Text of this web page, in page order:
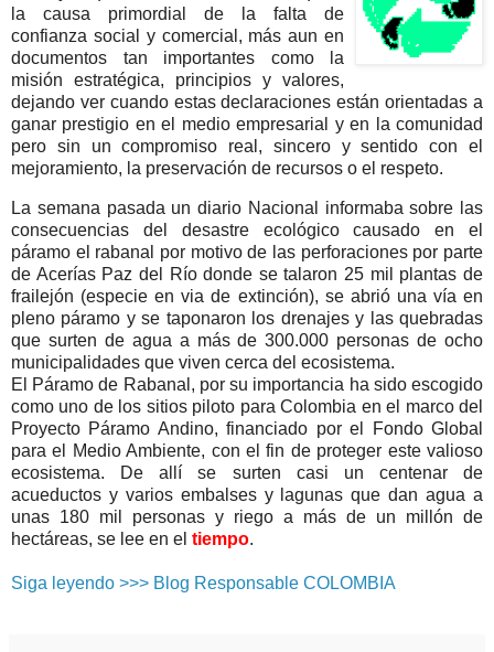
la causa primordial de la falta de
confianza social y comercial, más aun en
documentos tan importantes como la
misión estratégica, principios y valores,
dejando ver cuando estas declaraciones están orientadas a
ganar prestigio en el medio empresarial y en la comunidad
pero sin un compromiso real, sincero y sentido con el
mejoramiento, la preservación de recursos o el respeto.
La semana pasada un diario Nacional informaba sobre las
consecuencias del desastre ecológico causado en el
páramo el rabanal por motivo de las perforaciones por parte
de Acerías Paz del Río donde se talaron 25 mil plantas de
frailejón (especie en via de extinción), se abrió una vía en
pleno páramo y se taponaron los drenajes y las quebradas
que surten de agua a más de 300.000 personas de ocho
municipalidades que viven cerca del ecosistema.
El Páramo de Rabanal, por su importancia ha sido escogido
como uno de los sitios piloto para Colombia en el marco del
Proyecto Páramo Andino, financiado por el Fondo Global
para el Medio Ambiente, con el fin de proteger este valioso
ecosistema. De allí se surten casi un centenar de
acueductos y varios embalses y lagunas que dan agua a
unas 180 mil personas y riego a más de un millón de
hectáreas, se lee en el tiempo.
Siga leyendo >>> Blog Responsable COLOMBIA